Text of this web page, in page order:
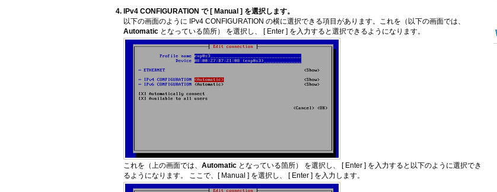
IPv4 CONFIGURATION で [ Manual ] を選択します。
以下の画面のように IPv4 CONFIGURATION の横に選択できる項目があります。これを（以下の画面では、
Automatic となっている箇所） を選択し、 [ Enter ] を入力すると選択できるようになります。
これを（上の画面では、 Automatic となっている箇所） を選択し、 [ Enter ] を入力すると以下のように選択でき
るようになります。 ここで、[ Manual ] を選択し、 [ Enter ] を入力します。